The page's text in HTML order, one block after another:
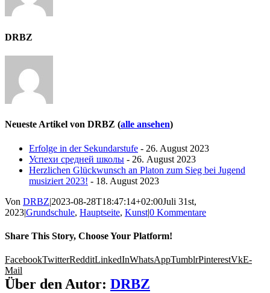
DRBZ
Neueste Artikel von DRBZ (alle ansehen)
Erfolge in der Sekundarstufe - 26. August 2023
Успехи средней школы - 26. August 2023
Herzlichen Glückwunsch an Platon zum Sieg bei Jugend
musiziert 2023! - 18. August 2023
Von DRBZ|2023-08-28T18:47:14+02:00Juli 31st,
2023|Grundschule, Hauptseite, Kunst|0 Kommentare
Share This Story, Choose Your Platform!
FacebookTwitterRedditLinkedInWhatsAppTumblrPinterestVkE-
Mail
Über den Autor: DRBZ